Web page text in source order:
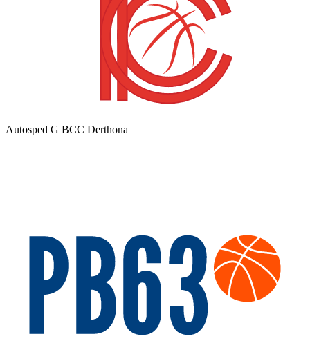
Autosped G BCC Derthona